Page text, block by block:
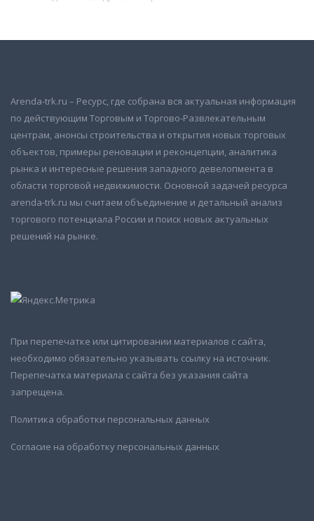
Arenda-trk.ru – Ресурс, где собрана вся актуальная информация
по действующим Торговым и Торгово-Развлекательным
центрам, анонсы строительства и открытия новых торговых
объектов, примеры реновации и реконцепции, аналитика
рынка и интересные решения западного девелопмента в
области торговой недвижимости. Основной задачей ресурса
arenda-trk.ru мы считаем объединение и детальный анализ
торгового потенциала России и поиск новых актуальных
решений на рынке.
При перепечатке или цитировании материалов с сайта,
необходимо обязательно указывать ссылку на источник.
Перепечатка материала с сайта без указания сайта
запрещена.
Политика обработки персональных данных
Согласие на обработку персональных данных